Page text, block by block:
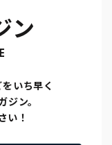
ン
いち早く
ン。
い！